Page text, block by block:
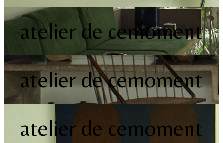
atelier de cemoment
atelier de cemoment
atelier de cemoment